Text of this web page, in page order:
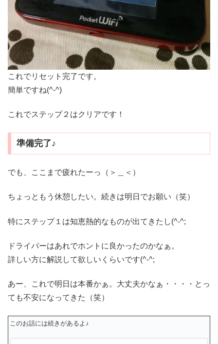
これでリセット完了です。
簡単ですね(^-^)
これでステップ２はクリアです！
準備完了♪
でも、ここまで疲れたーっ（＞＿＜）
ちょっともう休憩したい。続きは明日でお願い（笑）
特にステップ１は知恵熱的なものが出てきたし(^-^;
ドライバーはあれでホントに良かったのかなぁ。
詳しい方に解説して欲しいくらいです(^-^;
あー、これで明日は本番かぁ。大丈夫かなぁ・・・・とっ
ても不安になってきた（笑）
このお話には続きがあるよ♪